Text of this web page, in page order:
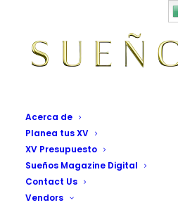
Acerca de
Planea tus XV
XV Presupuesto
Sueños Magazine Digital
Contact Us
Vendors